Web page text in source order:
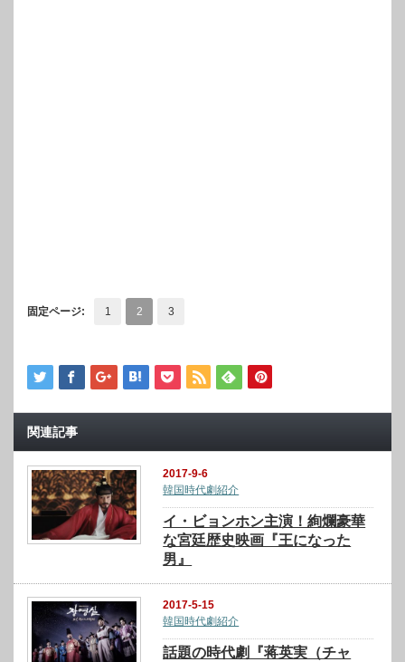
固定ページ: 1 2 3
関連記事
2017-9-6
韓国時代劇紹介
イ・ビョンホン主演！絢爛豪華
な宮廷歴史映画『王になった
男』
2017-5-15
韓国時代劇紹介
話題の時代劇『蒋英実（チャ